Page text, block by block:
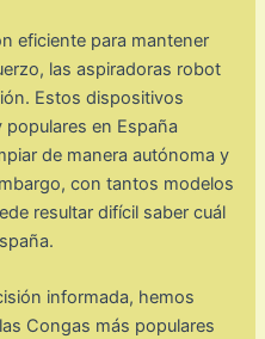
eficiente para mantener
las aspiradoras robot
Estos dispositivos
en España
de manera autónoma y
con tantos modelos
resultar difícil saber cuál
informada, hemos
Congas más populares